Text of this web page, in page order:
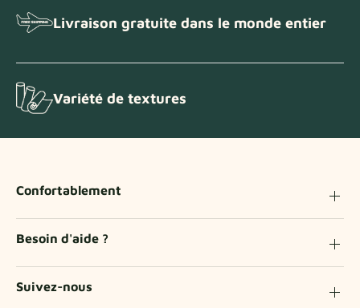
Livraison gratuite dans le monde entier
Variété de textures
Confortablement
Besoin d'aide ?
Suivez-nous